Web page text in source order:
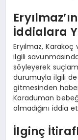
İddialara
Eryılmaz,
ilgili
söyleyerek
durumuyla ilgili
gitmesinden
Karaduman
olmadığını iddia
İlginç